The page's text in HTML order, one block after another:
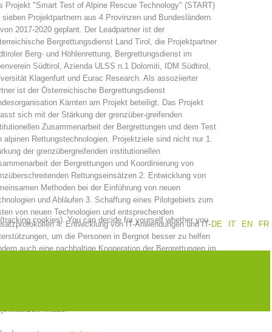
Rescue
Board of Management
operations Contact
Annual report
Training
Prevention The PEER Group
- START ITAT 4112 - RESYST
Projekt "Smart Test of Alpine Rescue Technology" (START)
sieben Projektpartnern aus 4 Provinzen und Bundesländern
2017-2020 geplant. Der Leadpartner ist der
Bergrettungsdienst Land Tirol, die Projektpartner
Berg- und Höhlenrettung, Bergrettungsdienst im
Südtirol, Azienda ULSS n.1 Dolomiti, IDM Südtirol,
Klagenfurt und Eurac Research. Als assoziierter
ist der Österreichische Bergrettungsdienst
Kärnten am Projekt beteiligt. Das Projekt
sich mit der Stärkung der grenzüber-greifenden
Zusammenarbeit der Bergrettungen und dem Test
alpinen Rettungstechnologien. Projektziele sind nicht nur 1.
der grenzübergreifenden institutionellen
der Bergrettungen und Koordinierung von
Rettungseinsätzen 2. Entwicklung von
Methoden bei der Einführung von neuen
und Abläufen 3. Schaffung eines Pilotgebiets zum
von neuen Technologien und entsprechenden
4. Entwicklung von IT-Anwendungen und IT-
um die Personen in Bergnot besser zu helfen
auch eine nachhaltige Kooperation der Bergrettungen im
hinaus.
DE
IT EN FR
cookies). You can decide for yourself whether you